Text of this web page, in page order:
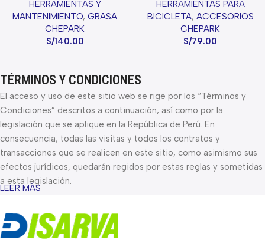
HERRAMIENTAS Y
MANTENIMIENTO, GRASA
CHEPARK
S/140.00
HERRAMIENTAS PARA
BICICLETA, ACCESORIOS
CHEPARK
S/79.00
TÉRMINOS Y CONDICIONES
El acceso y uso de este sitio web se rige por los “Términos y
Condiciones” descritos a continuación, así como por la
legislación que se aplique en la República de Perú. En
consecuencia, todas las visitas y todos los contratos y
transacciones que se realicen en este sitio, como asimismo sus
efectos jurídicos, quedarán regidos por estas reglas y sometidas
a esta legislación.
aplicarán y se entenderá que forman parte de todos los actos y
contratos que se ejecuten o celebren mediante los sistemas de
LEER MÁS